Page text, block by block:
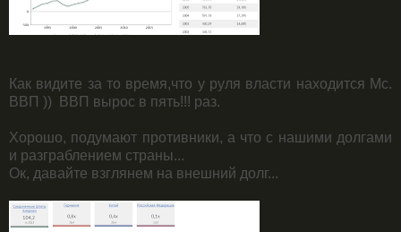
Как видите за то время,что у руля власти находится Mc.
ВВП )) ВВП вырос в пять!!! раз.
Хорошо, подумают противники, а что с нашими долгами
и разграблением страны...
Ок, давайте взглянем на внешний долг...